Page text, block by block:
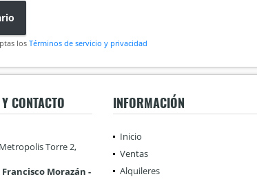
losTérminos de servicio y privacidad
CONTACTO
Torre 2,
Morazán -
INFORMACIÓN
Inicio
Ventas
Alquileres